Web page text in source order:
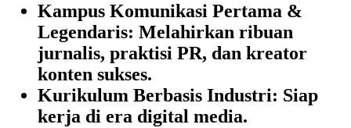
Kampus Komunikasi Pertama &
Legendaris: Melahirkan ribuan
jurnalis, praktisi PR, dan kreator
konten sukses.
Kurikulum Berbasis Industri: Siap
kerja di era digital media.